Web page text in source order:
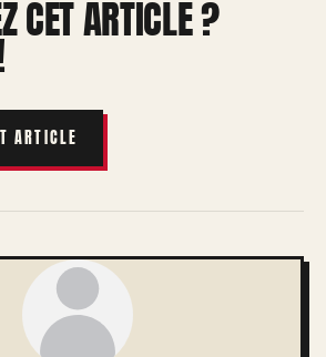
CET ARTICLE ?
ARTICLE